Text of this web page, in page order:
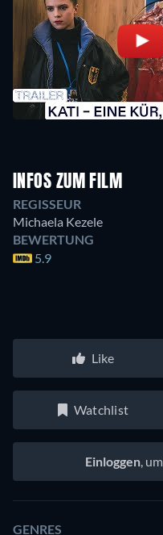
INFOS ZUM FILM
REGISSEUR
Michaela Kezele
BEWERTUNG
5.9
Like
Watchlist
Einloggen,
GENRES